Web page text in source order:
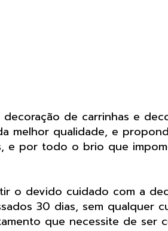
de carrinhas e
melhor qualidade, e
e por todo o brio que
o devido cuidado com a
30 dias, sem qualquer
que necessite de ser